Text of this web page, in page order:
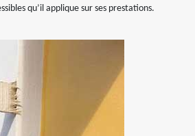
qu’il applique sur ses prestations.